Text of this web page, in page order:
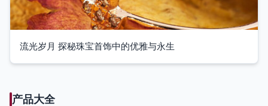
流光岁月 探秘珠宝首饰中的优雅与永生
产品大全